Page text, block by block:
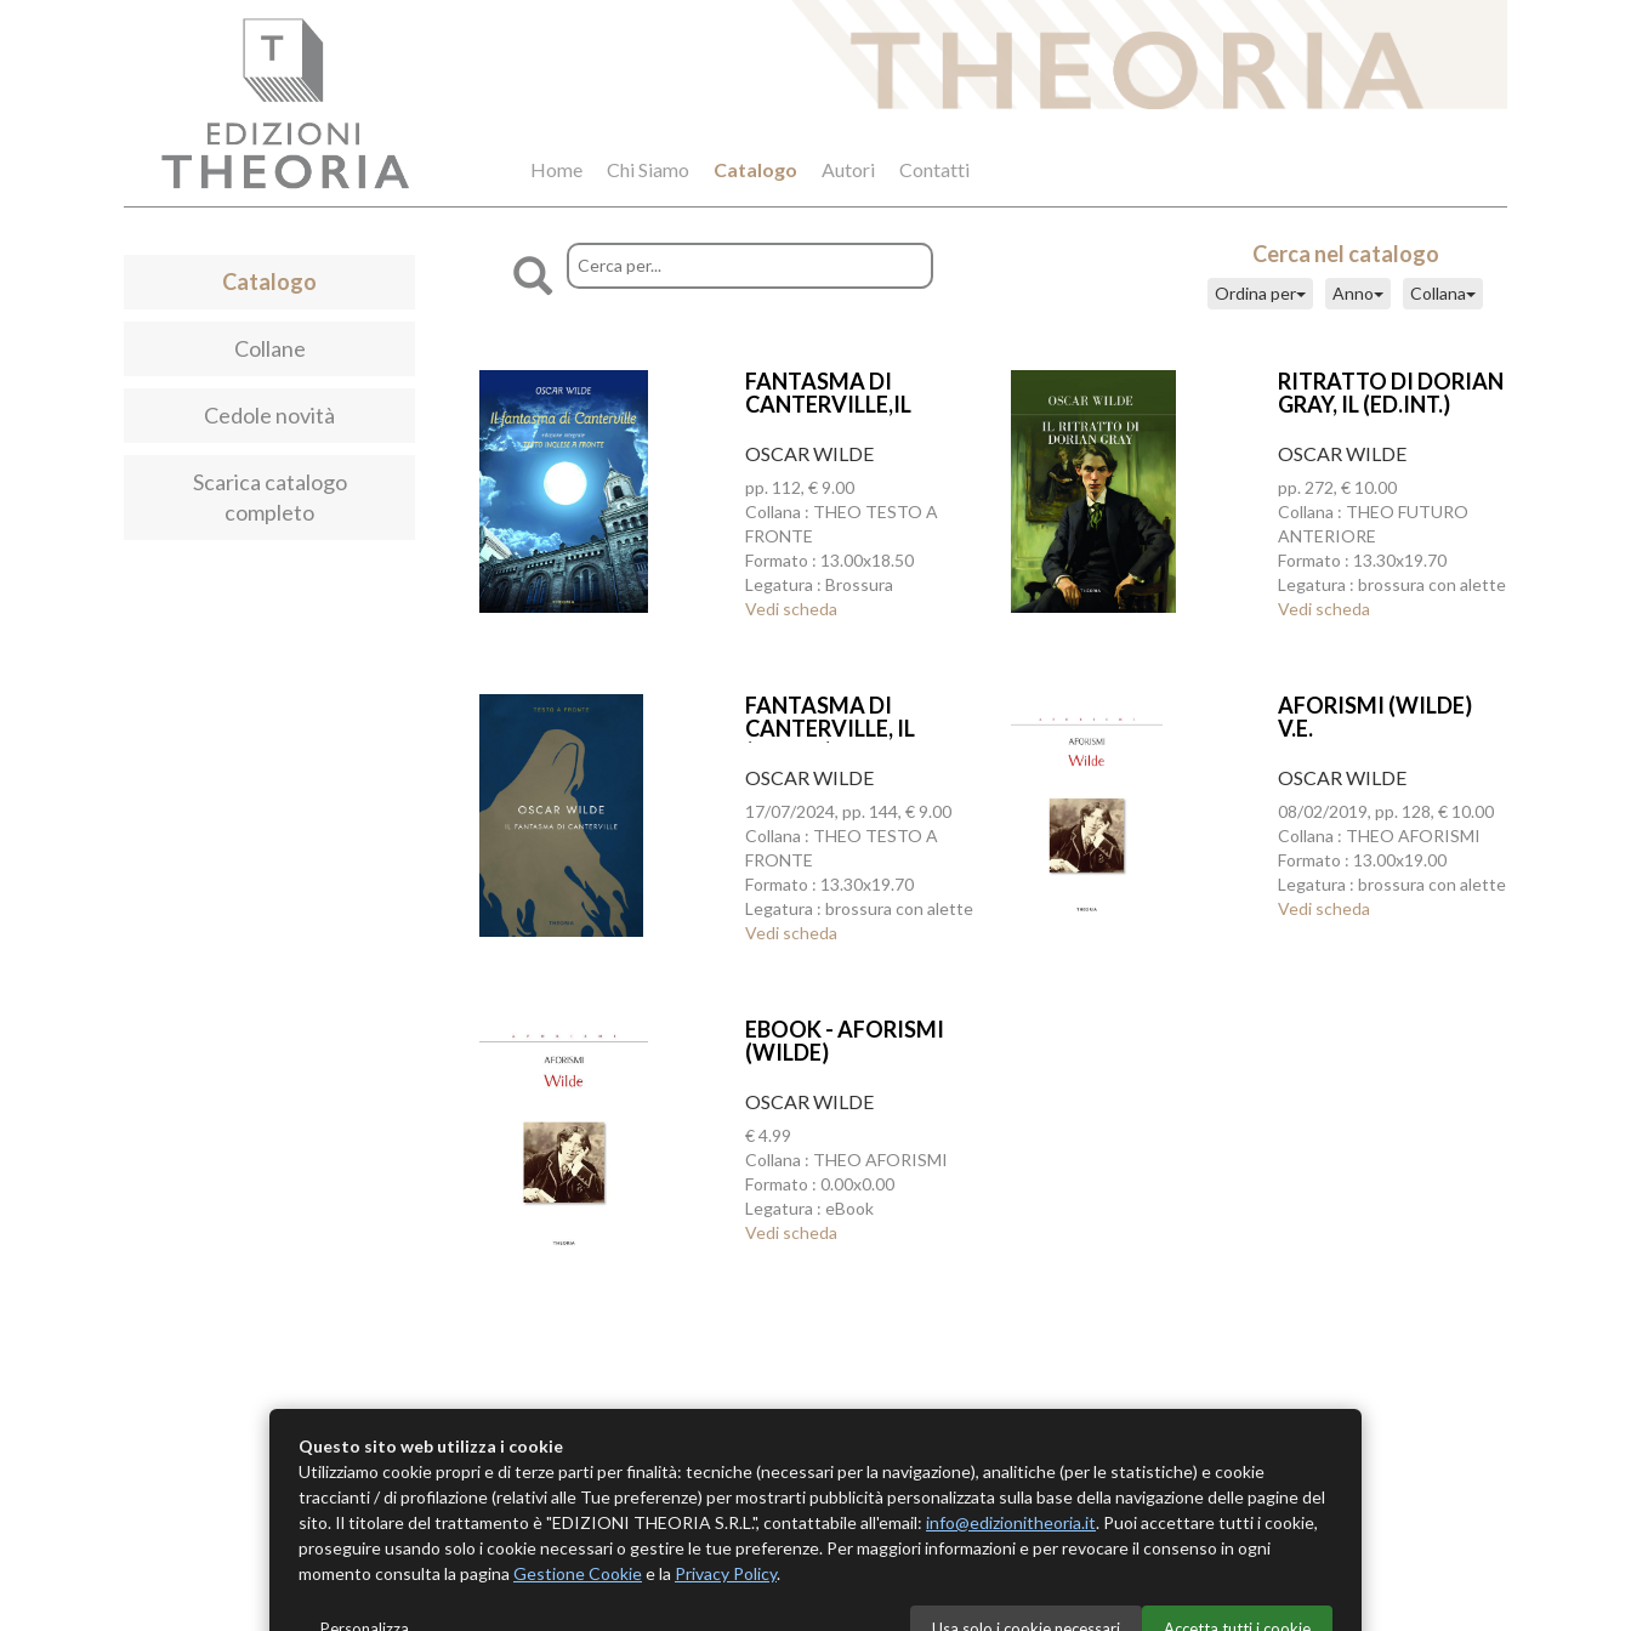
Home Chi Siamo Catalogo Autori Contatti
Catalogo
Collane
Cedole novità
Scarica catalogo
completo
Cerca nel catalogo
Collana
Anno
Ordina per
FANTASMA DI
CANTERVILLE,IL
OSCAR WILDE
pp. 112, € 9.00
Collana : THEO TESTO A
FRONTE
Formato : 13.00x18.50
Legatura : Brossura
Vedi scheda
RITRATTO DI DORIAN
GRAY, IL (ED.INT.)
OSCAR WILDE
pp. 272, € 10.00
Collana : THEO FUTURO
ANTERIORE
Formato : 13.30x19.70
Legatura : brossura con alette
Vedi scheda
FANTASMA DI
CANTERVILLE, IL
(ED.INT.)
OSCAR WILDE
17/07/2024, pp. 144, € 9.00
Collana : THEO TESTO A
FRONTE
Formato : 13.30x19.70
Legatura : brossura con alette
Vedi scheda
AFORISMI (WILDE)
V.E.
OSCAR WILDE
08/02/2019, pp. 128, € 10.00
Collana : THEO AFORISMI
Formato : 13.00x19.00
Legatura : brossura con alette
Vedi scheda
EBOOK - AFORISMI
(WILDE)
OSCAR WILDE
€ 4.99
Collana : THEO AFORISMI
Formato : 0.00x0.00
Legatura : eBook
Vedi scheda
Questo sito web utilizza i cookie
Utilizziamo cookie propri e di terze parti per finalità: tecniche (necessari per la navigazione), analitiche (per le statistiche) e cookie
traccianti / di profilazione (relativi alle Tue preferenze) per mostrarti pubblicità personalizzata sulla base della navigazione delle pagine del
sito. Il titolare del trattamento è "EDIZIONI THEORIA S.R.L.", contattabile all'email: info@edizionitheoria.it. Puoi accettare tutti i cookie,
proseguire usando solo i cookie necessari o gestire le tue preferenze. Per maggiori informazioni e per revocare il consenso in ogni
momento consulta la pagina Gestione Cookiee la Privacy Policy.